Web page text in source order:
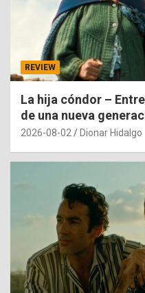
REVIEW
La hija cóndor –
de una nueva
2026-08-02 Dionar Hidalgo